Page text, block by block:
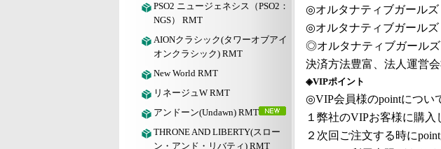
PSO2 ニュージェネシス（PSO2：
NGS） RMT
AIONクラシック(タワーオブアイ
オンクラシック) RMT
New World RMT
リネージュW RMT
アンドーン(Undawn) RMT
THRONE AND LIBERTY(スロー
ン・アンド・リバティ) RMT
◎オルタナティブガールズ
◎オルタナティブガールズ
◎オルタナティブガールズ
決済方法豊富、法人運営
◈VIPポイント
◎VIP会員様のpointについ
１弊社のVIPお客様に購入
２次回ご注文する時に